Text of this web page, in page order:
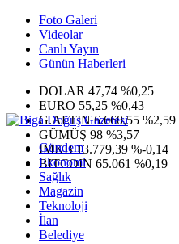
Foto Galeri
Videolar
Canlı Yayın
Günün Haberleri
DOLAR 47,74 %0,25
EURO 55,25 %0,43
G.ALTIN6.660,55 %2,59
GÜMÜŞ 98 %3,57
IMKB13.779,39 %-0,14
BITCOIN 65.061 %0,19
Gündem
Ekonomi
Sağlık
Magazin
Teknoloji
İlan
Belediye